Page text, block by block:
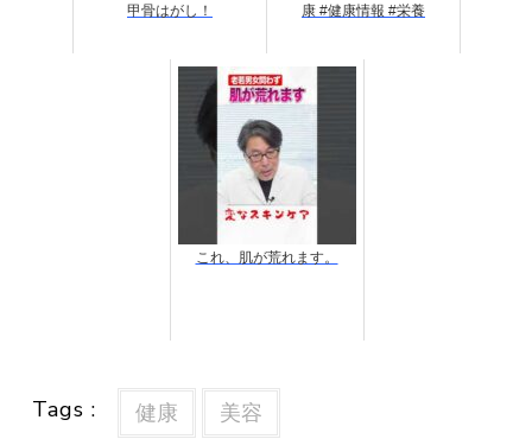
甲骨はがし！
康 #健康情報 #栄養
これ、肌が荒れます。
Tags : 健康 美容